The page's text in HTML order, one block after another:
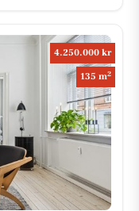
4.250.000 kr
135 m2